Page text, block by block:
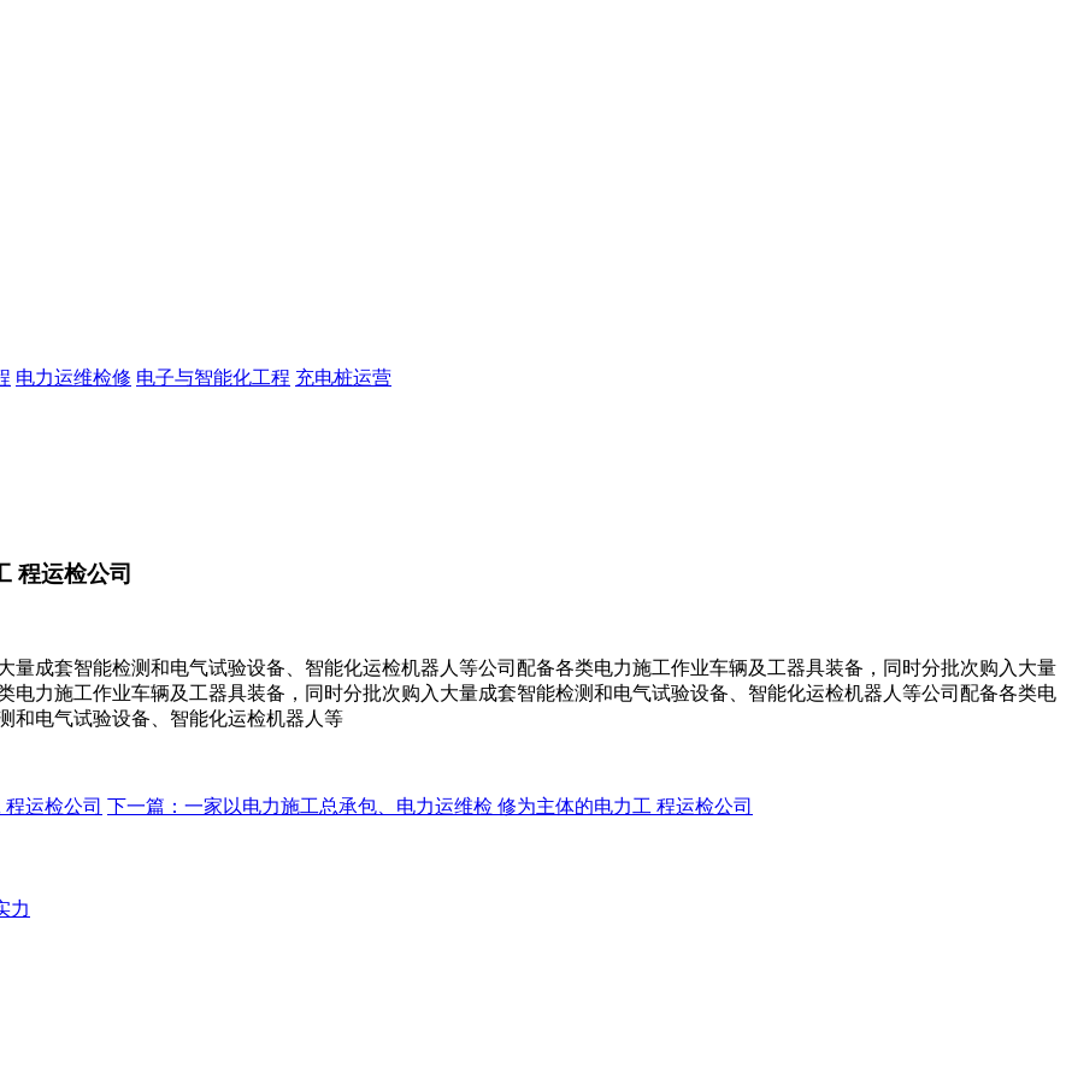
电力运维检修 电子与智能化工程 充电桩运营
程运检公司
成套智能检测和电气试验设备、智能化运检机器人等公司配备各类电力施工作业车辆及工器具装备，同时分批次购入大量
力施工作业车辆及工器具装备，同时分批次购入大量成套智能检测和电气试验设备、智能化运检机器人等公司配备各类电
和电气试验设备、智能化运检机器人等
运检公司 下一篇：一家以电力施工总承包、电力运维检 修为主体的电力工 程运检公司
力